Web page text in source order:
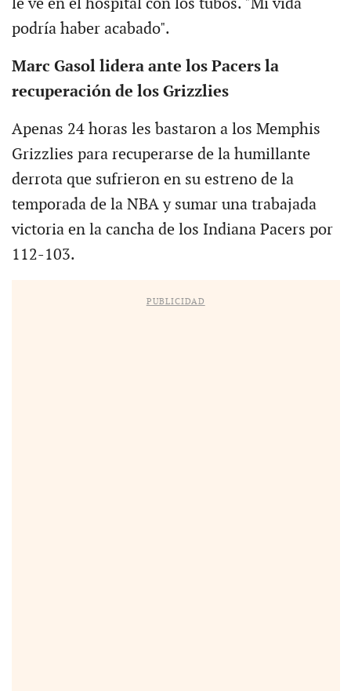
le ve en el hospital con los tubos. "Mi vida
podría haber acabado".
Marc Gasol lidera ante los Pacers la
recuperación de los Grizzlies
Apenas 24 horas les bastaron a los Memphis
Grizzlies para recuperarse de la humillante
derrota que sufrieron en su estreno de la
temporada de la NBA y sumar una trabajada
victoria en la cancha de los Indiana Pacers por
112-103.
PUBLICIDAD